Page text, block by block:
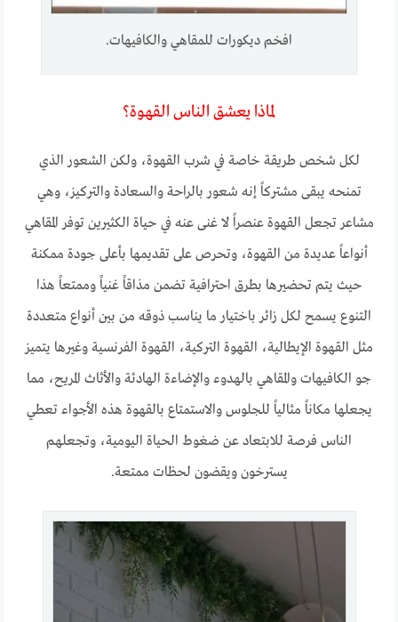
افخم ديكورات للمقاهي والكافيهات.
لماذا يعشق الناس القهوة؟
لكل شخص طريقة خاصة في شرب القهوة، ولكن الشعور الذي
تمنحه يبقى مشتركاً إنه شعور بالراحة والسعادة والتركيز، وهي
مشاعر تجعل القهوة عنصراً لا غنى عنه في حياة الكثيرين توفر المقاهي
أنواعاً عديدة من القهوة، وتحرص على تقديمها بأعلى جودة ممكنة
حيث يتم تحضيرها بطرق احترافية تضمن مذاقاً غنياً وممتعاً هذا
التنوع يسمح لكل زائر باختيار ما يناسب ذوقه من بين أنواع متعددة
مثل القهوة الإيطالية، القهوة التركية، القهوة الفرنسية وغيرها يتميز
جو الكافيهات والمقاهي بالهدوء والإضاءة الهادئة والأثاث المريح، مما
يجعلها مكاناً مثالياً للجلوس والاستمتاع بالقهوة هذه الأجواء تعطي
الناس فرصة للابتعاد عن ضغوط الحياة اليومية، وتجعلهم
يسترخون ويقضون لحظات ممتعة.